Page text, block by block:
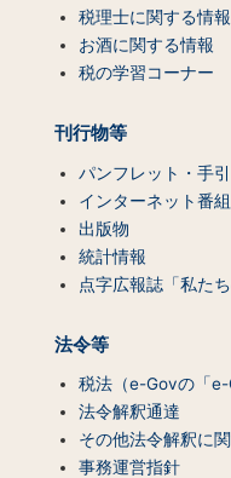
税理士に関する情報
お酒に関する情報
税の学習コーナー
刊行物等
パンフレット・手引
インターネット番組
出版物
統計情報
点字広報誌「私たち
法令等
税法（e-Govの「e-
法令解釈通達
その他法令解釈に
事務運営指針